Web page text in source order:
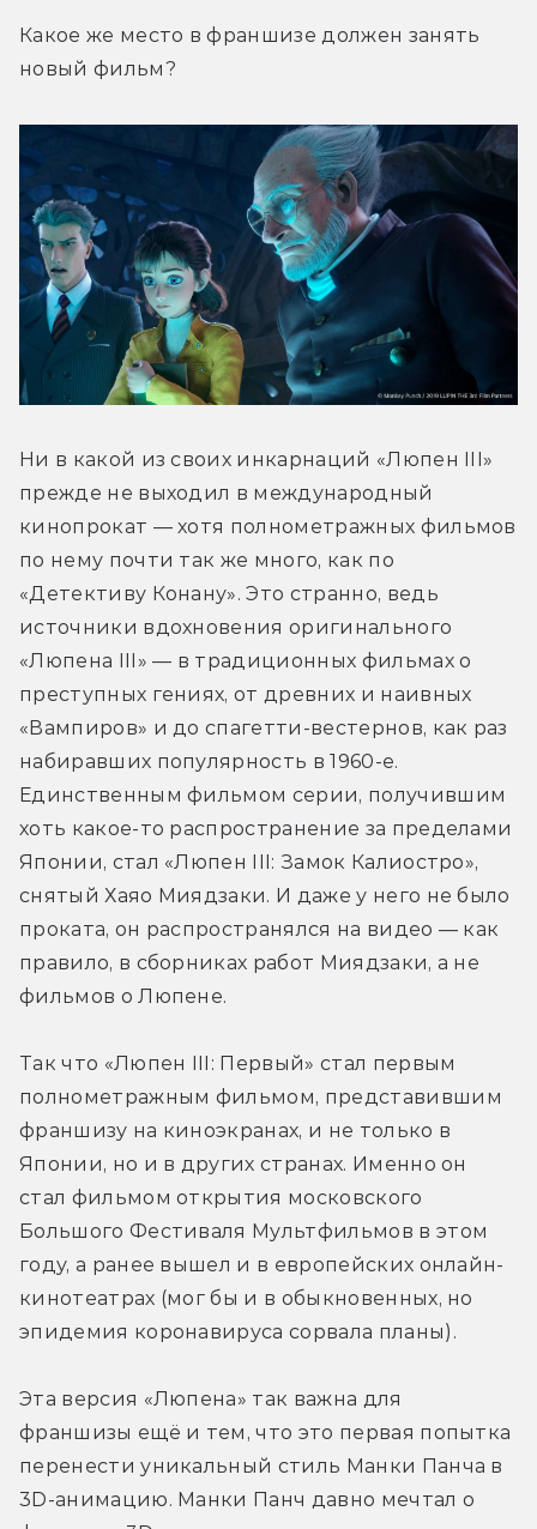
Какое же место в франшизе должен занять
новый фильм?
Ни в какой из своих инкарнаций «Люпен III»
прежде не выходил в международный
кинопрокат — хотя полнометражных фильмов
по нему почти так же много, как по
«Детективу Конану». Это странно, ведь
источники вдохновения оригинального
«Люпена III» — в традиционных фильмах о
преступных гениях, от древних и наивных
«Вампиров» и до спагетти-вестернов, как раз
набиравших популярность в 1960-е.
Единственным фильмом серии, получившим
хоть какое-то распространение за пределами
Японии, стал «Люпен III: Замок Калиостро»,
снятый Хаяо Миядзаки. И даже у него не было
проката, он распространялся на видео — как
правило, в сборниках работ Миядзаки, а не
фильмов о Люпене.
Так что «Люпен III: Первый» стал первым
полнометражным фильмом, представившим
франшизу на киноэкранах, и не только в
Японии, но и в других странах. Именно он
стал фильмом открытия московского
Большого Фестиваля Мультфильмов в этом
году, а ранее вышел и в европейских онлайн-
кинотеатрах (мог бы и в обыкновенных, но
эпидемия коронавируса сорвала планы).
Эта версия «Люпена» так важна для
франшизы ещё и тем, что это первая попытка
перенести уникальный стиль Манки Панча в
3D-анимацию. Манки Панч давно мечтал о